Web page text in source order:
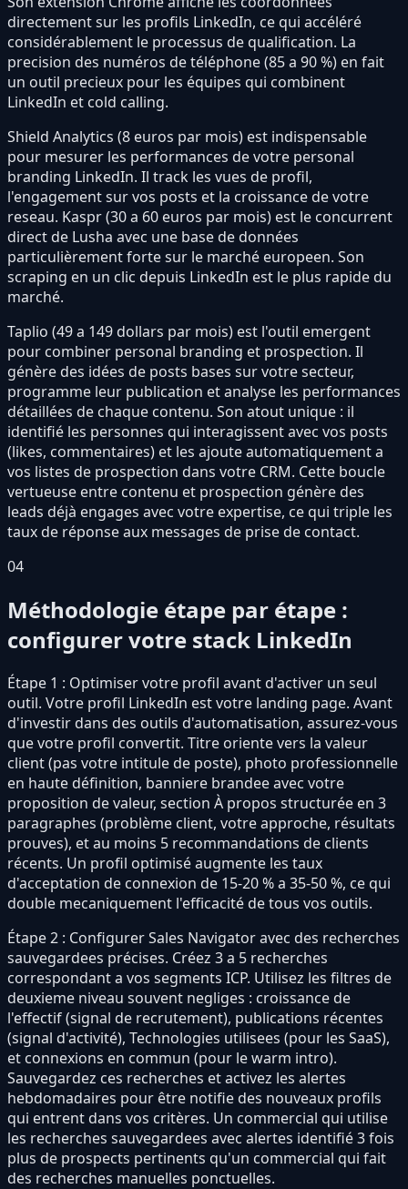
directement sur les profils LinkedIn, ce qui accéléré
considérablement le processus de qualification. La
precision des numéros de téléphone (85 a 90 %) en fait
un outil precieux pour les équipes qui combinent
LinkedIn et cold calling.
Shield Analytics (8 euros par mois) est indispensable
pour mesurer les performances de votre personal
branding LinkedIn. Il track les vues de profil,
l'engagement sur vos posts et la croissance de votre
reseau. Kaspr (30 a 60 euros par mois) est le concurrent
direct de Lusha avec une base de données
particulièrement forte sur le marché europeen. Son
scraping en un clic depuis LinkedIn est le plus rapide du
marché.
Taplio (49 a 149 dollars par mois) est l'outil emergent
pour combiner personal branding et prospection. Il
génère des idées de posts bases sur votre secteur,
programme leur publication et analyse les performances
détaillées de chaque contenu. Son atout unique : il
identifié les personnes qui interagissent avec vos posts
(likes, commentaires) et les ajoute automatiquement a
vos listes de prospection dans votre CRM. Cette boucle
vertueuse entre contenu et prospection génère des
leads déjà engages avec votre expertise, ce qui triple les
taux de réponse aux messages de prise de contact.
04
Méthodologie étape par étape :
configurer votre stack LinkedIn
Étape 1 : Optimiser votre profil avant d'activer un seul
outil. Votre profil LinkedIn est votre landing page. Avant
d'investir dans des outils d'automatisation, assurez-vous
que votre profil convertit. Titre oriente vers la valeur
client (pas votre intitule de poste), photo professionnelle
en haute définition, banniere brandee avec votre
proposition de valeur, section À propos structurée en 3
paragraphes (problème client, votre approche, résultats
prouves), et au moins 5 recommandations de clients
récents. Un profil optimisé augmente les taux
d'acceptation de connexion de 15-20 % a 35-50 %, ce qui
double mecaniquement l'efficacité de tous vos outils.
Étape 2 : Configurer Sales Navigator avec des recherches
sauvegardees précises. Créez 3 a 5 recherches
correspondant a vos segments ICP. Utilisez les filtres de
deuxieme niveau souvent negliges : croissance de
l'effectif (signal de recrutement), publications récentes
(signal d'activité), Technologies utilisees (pour les SaaS),
et connexions en commun (pour le warm intro).
Sauvegardez ces recherches et activez les alertes
hebdomadaires pour être notifie des nouveaux profils
qui entrent dans vos critères. Un commercial qui utilise
les recherches sauvegardees avec alertes identifié 3 fois
plus de prospects pertinents qu'un commercial qui fait
des recherches manuelles ponctuelles.